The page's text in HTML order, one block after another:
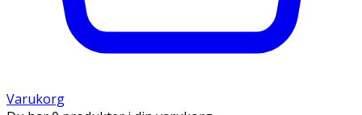
Varukorg